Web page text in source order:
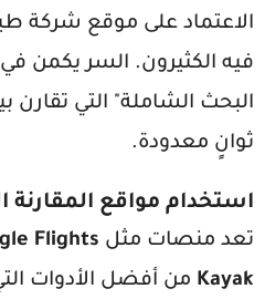
الاعتماد على موقع شركة
فيه الكثيرون. السر يكمن
البحث الشاملة" التي
ثوانٍ معدودة.
استخدام مواقع المقارنة
تعد منصات مثل Flights
Kayak من أفضل الأدوات